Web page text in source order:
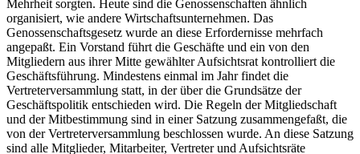
Mehrheit sorgten. Heute sind die Genossenschaften ähnlich
organisiert, wie andere Wirtschaftsunternehmen. Das
Genossenschaftsgesetz wurde an diese Erfordernisse mehrfach
angepaßt. Ein Vorstand führt die Geschäfte und ein von den
Mitgliedern aus ihrer Mitte gewählter Aufsichtsrat kontrolliert die
Geschäftsführung. Mindestens einmal im Jahr findet die
Vertreterversammlung statt, in der über die Grundsätze der
Geschäftspolitik entschieden wird. Die Regeln der Mitgliedschaft
und der Mitbestimmung sind in einer Satzung zusammengefaßt, die
von der Vertreterversammlung beschlossen wurde. An diese Satzung
sind alle Mitglieder, Mitarbeiter, Vertreter und Aufsichtsräte